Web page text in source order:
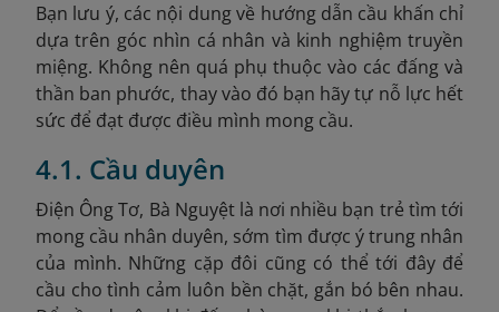
Bạn lưu ý, các nội dung về hướng dẫn cầu khấn chỉ
dựa trên góc nhìn cá nhân và kinh nghiệm truyền
miệng. Không nên quá phụ thuộc vào các đấng và
thần ban phước, thay vào đó bạn hãy tự nỗ lực hết
sức để đạt được điều mình mong cầu.
4.1. Cầu duyên
Điện Ông Tơ, Bà Nguyệt là nơi nhiều bạn trẻ tìm tới
mong cầu nhân duyên, sớm tìm được ý trung nhân
của mình. Những cặp đôi cũng có thể tới đây để
cầu cho tình cảm luôn bền chặt, gắn bó bên nhau.